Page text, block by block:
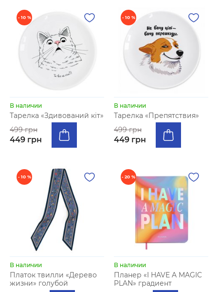
- 10 %
В наличии
Тарелка «Здивований кіт»
499 грн
449 грн
- 10 %
В наличии
Тарелка «Препятствия»
499 грн
449 грн
- 10 %
В наличии
Платок твилли «Дерево
жизни» голубой
- 20 %
В наличии
Планер «I HAVE A MAGIC
PLAN» градиент